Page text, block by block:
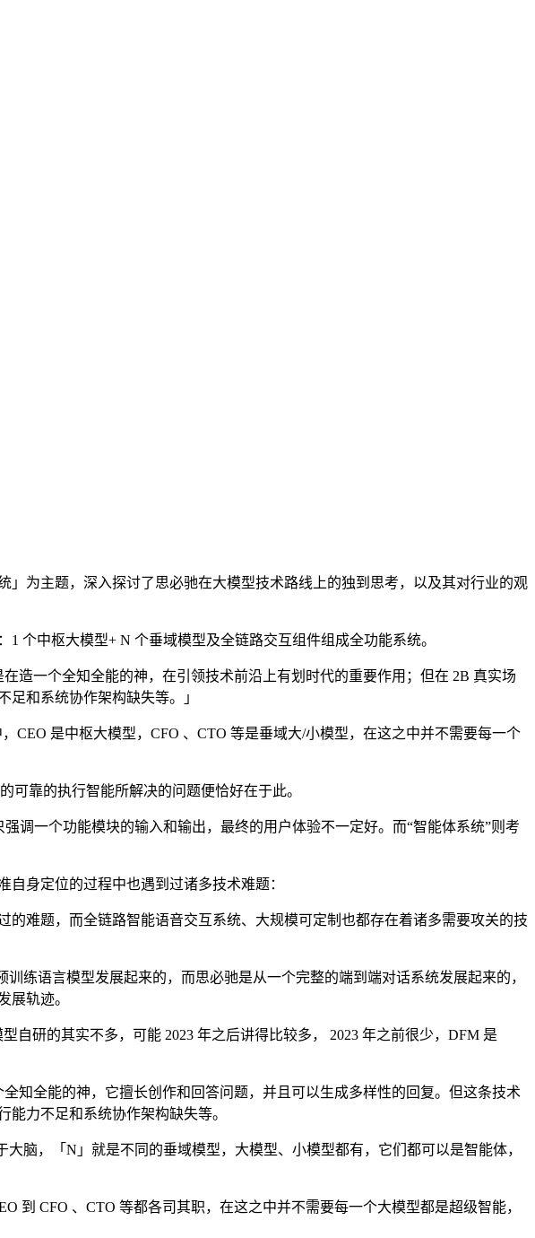
为主题，深入探讨了思必驰在大模型技术路线上的独到思考，以及其对行业的观
中枢大模型+ N 个垂域模型及全链路交互组件组成全功能系统。
一个全知全能的神，在引领技术前沿上有划时代的重要作用；但在 2B 真实场
和系统协作架构缺失等。」
是中枢大模型，CFO 、CTO 等是垂域大/小模型，在这之中并不需要每一个
靠的执行智能所解决的问题便恰好在于此。
一个功能模块的输入和输出，最终的用户体验不一定好。而“智能体系统”则考
身定位的过程中也遇到过诸多技术难题：
难题，而全链路智能语音交互系统、大规模可定制也都存在着诸多需要攻关的技
语言模型发展起来的，而思必驰是从一个完整的端到端对话系统发展起来的，
展轨迹。
研的其实不多，可能 2023 年之后讲得比较多， 2023 年之前很少，DFM 是
全能的神，它擅长创作和回答问题，并且可以生成多样性的回复。但这条技术
力不足和系统协作架构缺失等。
，「N」就是不同的垂域模型，大模型、小模型都有，它们都可以是智能体，
CFO 、CTO 等都各司其职，在这之中并不需要每一个大模型都是超级智能，